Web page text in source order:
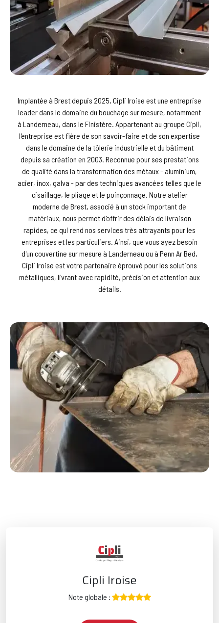
Implantée à Brest depuis 2025, Cipli Iroise est une entreprise
leader dans le domaine du bouchage sur mesure, notamment
à Landerneau, dans le Finistère. Appartenant au groupe Cipli,
l'entreprise est fière de son savoir-faire et de son expertise
dans le domaine de la tôlerie industrielle et du bâtiment
depuis sa création en 2003. Reconnue pour ses prestations
de qualité dans la transformation des métaux - aluminium,
acier, inox, galva - par des techniques avancées telles que le
cisaillage, le pliage et le poinçonnage. Notre atelier
moderne de Brest, associé à un stock important de
matériaux, nous permet d'offrir des délais de livraison
rapides, ce qui rend nos services très attrayants pour les
entreprises et les particuliers. Ainsi, que vous ayez besoin
d'un couvertine sur mesure à Landerneau ou à Penn Ar Bed,
Cipli Iroise est votre partenaire éprouvé pour les solutions
métalliques, livrant avec rapidité, précision et attention aux
détails.
Cipli Iroise
Note globale :